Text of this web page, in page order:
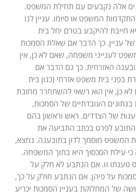
אלה נקבעים עם תחילת המשפט.
המשפט או סיומו. עניין לנו
חייבת להיקבע בטרם יחל בית
של עניין. כך הדבר אם שאלת הסמכות
לענייני משפחה, שאם לא כן, אין
האזרחית. כך גם הדבר אם
בפני בית משפט אזרחי (כגון בית
כן, אין הוא רשאי להשתחרר מחובת
בנתונים העובדתיים של הסמכות,
של הצדדים. ראש וראשון בהם
לפרט בכתב התביעה את
המשפט מוסמך לדון בתובענה. נמצא,
עילת הסכסוך היא בתוך המשפחה.
טענתו זו. אם הנתבע לא חלק על
על פיהן. אם הנתבע חולק על כך,
של המחלוקת בעניין הסמכות יכריע